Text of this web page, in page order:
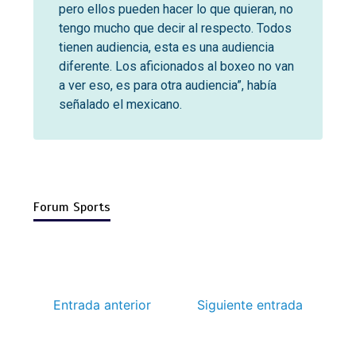
pero ellos pueden hacer lo que quieran, no
tengo mucho que decir al respecto. Todos
tienen audiencia, esta es una audiencia
diferente. Los aficionados al boxeo no van
a ver eso, es para otra audiencia”, había
señalado el mexicano.
Forum Sports
Entrada anterior Siguiente entrada